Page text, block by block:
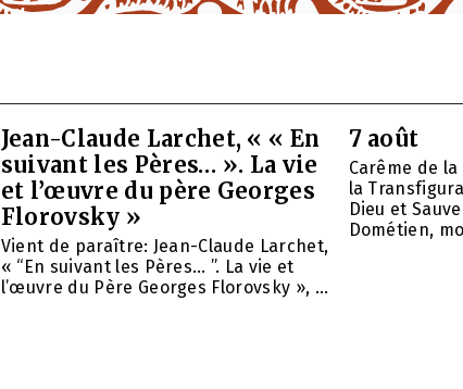
Jean-Claude Larchet, « « En
suivant les Pères… ». La vie
et l’œuvre du père Georges
Florovsky »
Vient de paraître: Jean-Claude Larchet,
« “En suivant les Pères… ”. La vie et
l’œuvre du Père Georges Florovsky », ...
7 août
Carême de
la
Dieu et
Dométien,